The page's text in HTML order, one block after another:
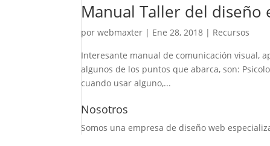
Manual Taller del diseño
porwebmaxter | Ene 28, 2018 | Recursos
Interesante manual de comunicación visual,
algunos de los puntos que abarca, son:
cuando usar alguno,...
Nosotros
Somos una empresa de diseño web